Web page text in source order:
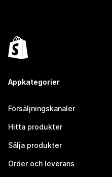
Appkategorier
Försäljningskanaler
Hitta produkter
Sälja produkter
Order och leverans